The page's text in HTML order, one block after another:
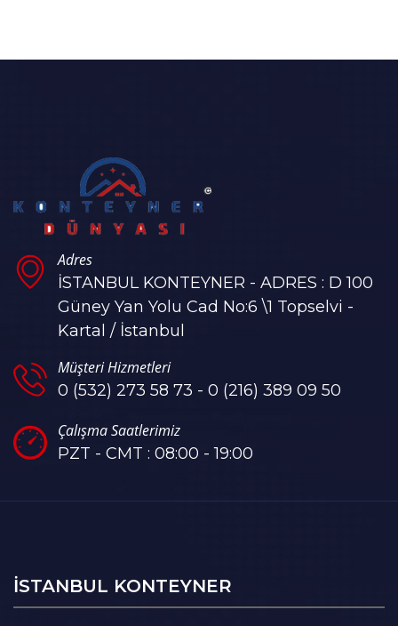
Adres
İSTANBUL KONTEYNER - ADRES : D 100
Güney Yan Yolu Cad No:6 \1 Topselvi -
Kartal / İstanbul
Müşteri Hizmetleri
0 (532) 273 58 73 - 0 (216) 389 09 50
Çalışma Saatlerimiz
PZT - CMT : 08:00 - 19:00
ISTANBUL KONTEYNER